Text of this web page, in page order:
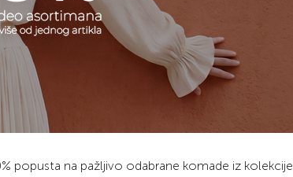
popusta na pažljivo odabrane komade iz kolekcije